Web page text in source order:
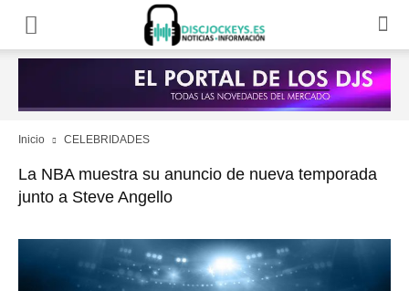
Inicio CELEBRIDADES
La NBA muestra su anuncio de nueva temporada
junto a Steve Angello